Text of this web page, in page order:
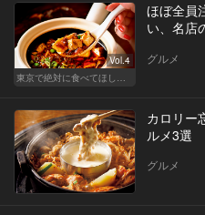
Vol.4
東京で絶対に食べてほしい麻婆豆腐！痺れる辛さがクセになる
ほぼ全員
い、名店
グルメ
カロリー
ルメ3選
グルメ